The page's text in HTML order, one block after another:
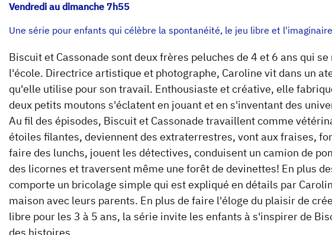
Vendredi au dimanche 7h55
Une série pour enfants qui célèbre la spontanéité, le jeu libre et l'imaginaire
Biscuit et Cassonade sont deux frères peluches de 4 et 6 ans qui
l'école. Directrice artistique et photographe, Caroline vit dans un
qu'elle utilise pour son travail. Enthousiaste et créative, elle
deux petits moutons s'éclatent en jouant et en s'inventant des
Au fil des épisodes, Biscuit et Cassonade travaillent comme
étoiles filantes, deviennent des extraterrestres, vont aux fraises,
faire des lunchs, jouent les détectives, conduisent un camion de
des licornes et traversent même une forêt de devinettes! En plus
comporte un bricolage simple qui est expliqué en détails par
maison avec leurs parents. En plus de faire l'éloge du plaisir de
libre pour les 3 à 5 ans, la série invite les enfants à s'inspirer de